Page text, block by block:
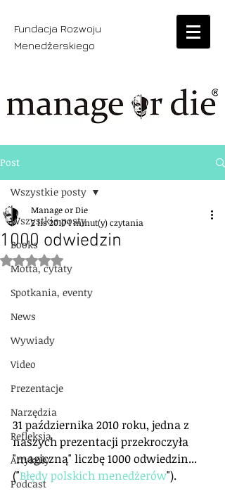
Fundacja Rozwoju
Menedżerskiego
Post
Wszystkie posty
Books
Motta, cytaty
Spotkania, eventy
News
Wywiady
Video
Prezentacje
Narzędzia
Refleksja
Artykuły
Podcast
Wszystkie posty
1000 odwiedzin
Manage or Die
2 lis 20101 minut(y) czytania
Oceniono na NaN z 5 gwiazdek.
31 października 2010 roku, jedna z
naszych prezentacji przekroczyła
"magiczną" liczbę 1000 odwiedzin...
("Błędy polskich menedżerów").